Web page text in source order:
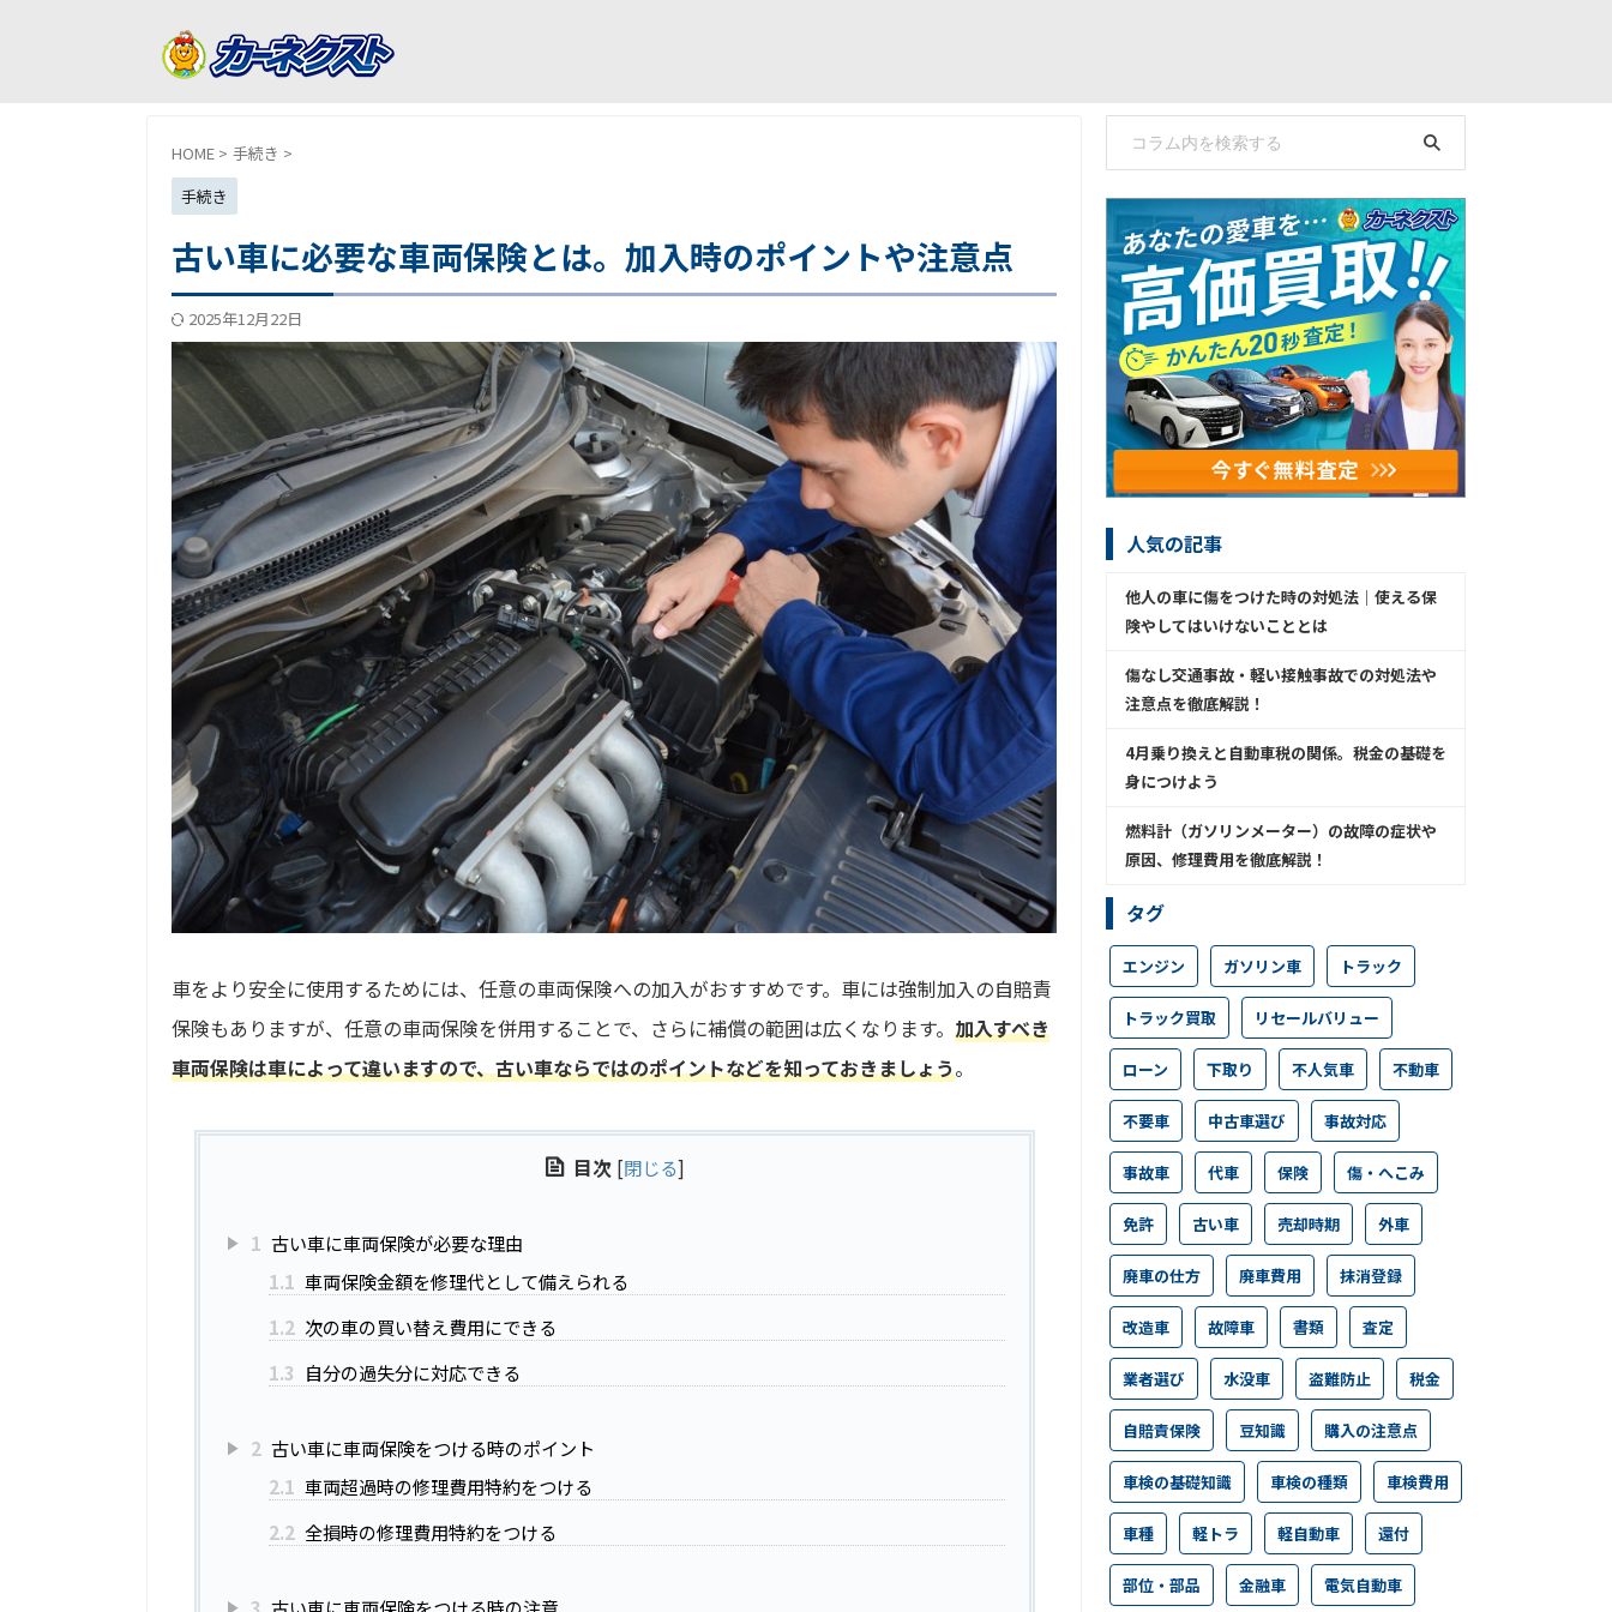
HOME > 手続き >
手続き
古い車に必要な車両保険とは。加入時のポイントや注意点
2025年12月22日
車をより安全に使用するためには、任意の車両保険への加入がおすすめです。車には強制加入の自賠責
保険もありますが、任意の車両保険を併用することで、さらに補償の範囲は広くなります。 加入すべき
車両保険は車によって違いますので、古い車ならではのポイントなどを知っておきましょう。
目次 [閉じる]
1 古い車に車両保険が必要な理由
1.1 車両保険金額を修理代として備えられる
1.2 次の車の買い替え費用にできる
1.3 自分の過失分に対応できる
2 古い車に車両保険をつける時のポイント
2.1 車両超過時の修理費用特約をつける
2.2 全損時の修理費用特約をつける
人気の記事
他人の車に傷をつけた時の対処法│使える保
険やしてはいけないこととは
傷なし交通事故・軽い接触事故での対処法や
注意点を徹底解説！
4月乗り換えと自動車税の関係。税金の基礎を
身につけよう
燃料計（ガソリンメーター）の故障の症状や
原因、修理費用を徹底解説！
タグ
エンジン ガソリン車 トラック
トラック買取 リセールバリュー
ローン 下取り 不人気車 不動車
不要車 中古車選び 事故対応
事故車 代車 保険 傷・へこみ
免許 古い車 売却時期 外車
廃車の仕方 廃車費用 抹消登録
改造車 故障車 書類 査定
業者選び 水没車 盗難防止 税金
自賠責保険 豆知識 購入の注意点
車検の基礎知識 車検の種類 車検費用
車種 軽トラ 軽自動車 還付
部位・部品 金融車 電気自動車